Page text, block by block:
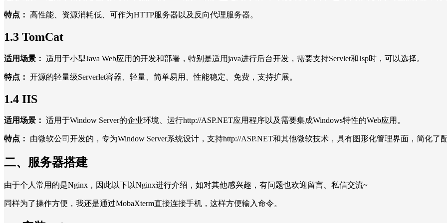
特点： 高性能、资源消耗低、可作为HTTP服务器以及反向代理服务器。
1.3 TomCat
适用场景： 适用于小型Java Web应用的开发和部署，特别是适用java进行后台开发，需要支持Servlet和Jsp时，可以选择。
特点： 开源的轻量级Serverlet容器、轻量、简单易用、性能稳定、免费，支持扩展。
1.4 IIS
适用场景： 适用于Window Server的企业环境、运行http://ASP.NET应用程序以及需要集成Windows特性的Web应用。
特点： 由微软公司开发的，专为Window Server系统设计，支持http://ASP.NET和其他微软技术，具有图形化管理界面，简化了
二、服务器搭建
由于个人常用的是Nginx，因此以下以Nginx进行介绍，如对其他感兴趣，有问题也欢迎留言、私信交流~
同样为了操作方便，我还是通过MobaXterm直接连接手机，这样方便输入命令。